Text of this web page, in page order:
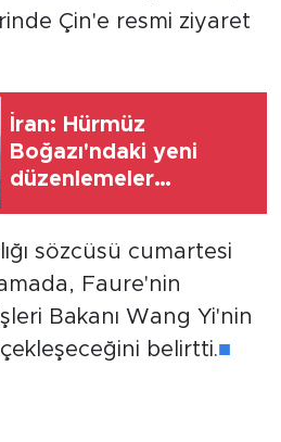
Çin'e resmi ziyaret
İran: Hürmüz
Boğazı'ndaki yeni
düzenlemeler
sözcüsü cumartesi
Faure'nin
Bakanı Wang Yi'nin
belirtti.■